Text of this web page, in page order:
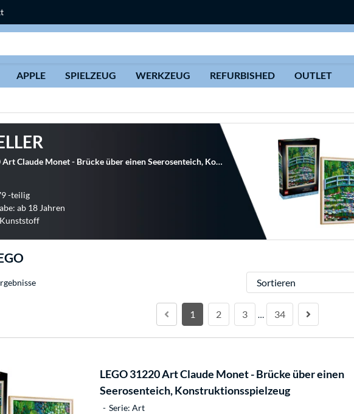
APPLE SPIELZEUG WERKZEUG REFURBISHED OUTLET
LEGO 31220 Art Claude Monet - Brücke über einen Seerosenteich, Konstruktionsspielzeug
-teilig
ab 18 Jahren
Sortieren
1 2 3 … 34
LEGO31220 Art Claude Monet - Brücke über einen
Seerosenteich, Konstruktionsspielzeug
Serie: Art